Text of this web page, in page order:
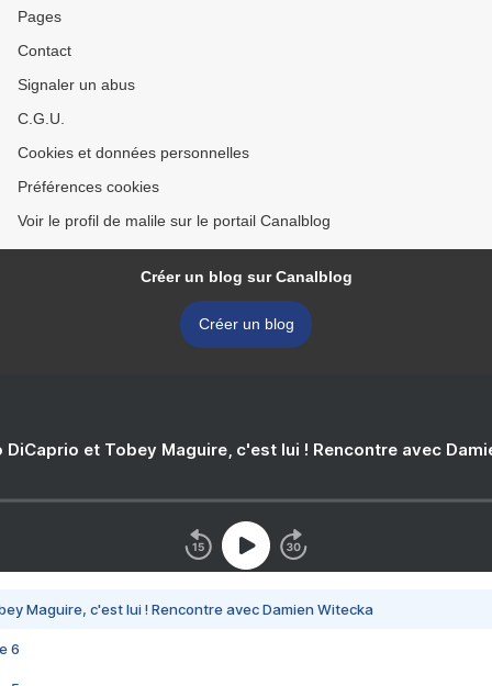
Pages
Contact
Signaler un abus
C.G.U.
Cookies et données personnelles
Préférences cookies
Voir le profil de malile sur le portail Canalblog
Créer un blog sur Canalblog
Créer un blog
DiCaprio et Tobey Maguire, c'est lui ! Rencontre avec
Maguire, c'est lui ! Rencontre avec Damien Witecka
6